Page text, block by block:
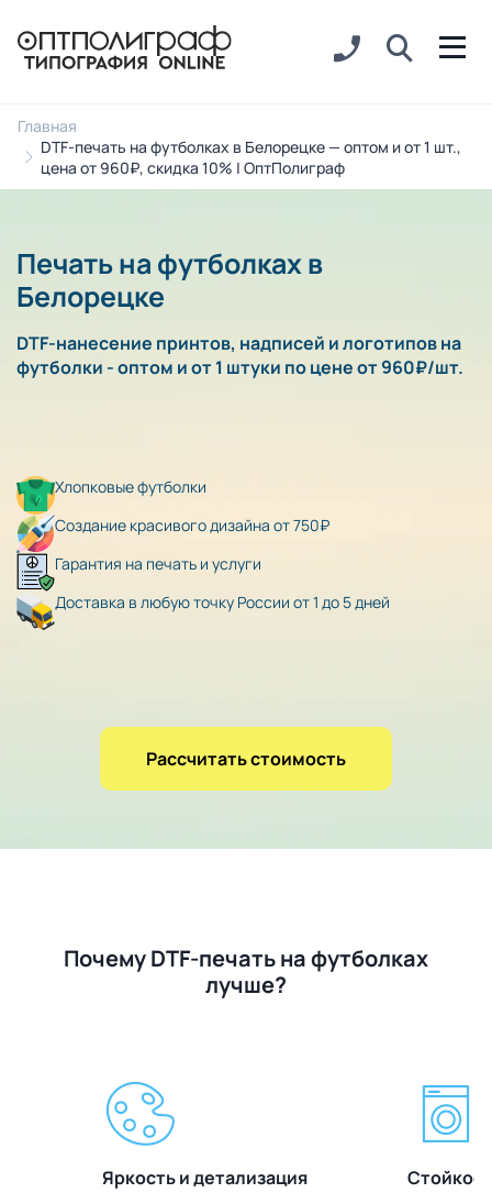
Главная
DTF-печать на футболках в Белорецке — оптом и от 1 шт.,
цена от 960₽, скидка 10% | ОптПолиграф
Печать на футболках в
Белорецке
DTF-нанесение принтов, надписей и логотипов на
футболки - оптом и от 1 штуки по цене от 960₽/шт.
Хлопковые футболки
Создание красивого дизайна от 750₽
Гарантия на печать и услуги
Доставка в любую точку России от 1 до 5 дней
Рассчитать стоимость
Почему DTF-печать на футболках
лучше?
Яркость и детализация